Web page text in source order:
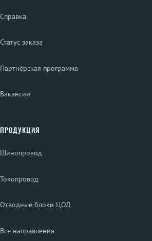
Справка
Статус заказа
Партнёрская программа
Вакансии
ПРОДУКЦИЯ
Шинопровод
Токопровод
Отводные блоки ЦОД
Все направления